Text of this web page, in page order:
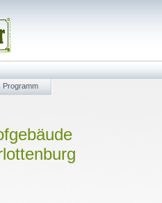
Programm